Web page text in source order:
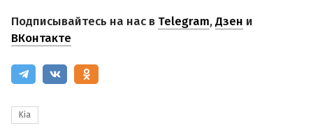
Подписывайтесь на нас в Telegram,Дзен и
ВКонтакте
Kia